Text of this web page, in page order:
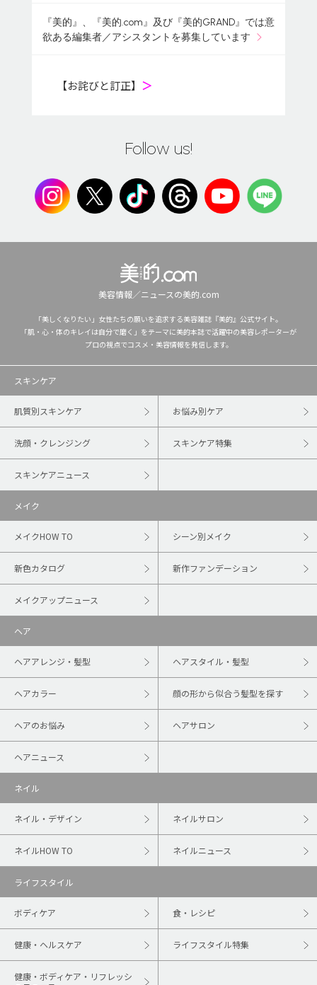
『美的』、『美的.com』及び『美的GRAND』では意
欲ある編集者／アシスタントを募集しています
【お詫びと訂正】 ＞
Follow us!
美容情報／ニュースの美的.com
「美しくなりたい」女性たちの願いを追求する美容雑誌『美的』公式サイト。
「肌・心・体のキレイは自分で磨く」をテーマに美的本誌で活躍中の美容レポーターが
プロの視点でコスメ・美容情報を発信します。
スキンケア
肌質別スキンケア お悩み別ケア
洗顔・クレンジング スキンケア特集
スキンケアニュース
メイク
メイクHOW TO シーン別メイク
新色カタログ 新作ファンデーション
メイクアップニュース
ヘア
ヘアアレンジ・髪型 ヘアスタイル・髪型
ヘアカラー 顔の形から似合う髪型を探す
ヘアのお悩み ヘアサロン
ヘアニュース
ネイル
ネイル・デザイン ネイルサロン
ネイルHOW TO ネイルニュース
ライフスタイル
ボディケア 食・レシピ
健康・ヘルスケア ライフスタイル特集
健康・ボディケア・リフレッシ